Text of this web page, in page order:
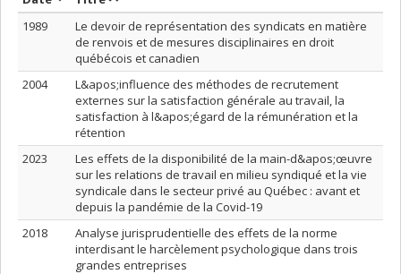
1989
Le devoir de représentation des syndicats en matière
de renvois et de mesures disciplinaires en droit
québécois et canadien
2004
L&apos;influence des méthodes de recrutement
externes sur la satisfaction générale au travail, la
satisfaction à l&apos;égard de la rémunération et la
rétention
2023
Les effets de la disponibilité de la main-d&apos;œuvre
sur les relations de travail en milieu syndiqué et la vie
syndicale dans le secteur privé au Québec : avant et
depuis la pandémie de la Covid-19
2018
Analyse jurisprudentielle des effets de la norme
interdisant le harcèlement psychologique dans trois
grandes entreprises